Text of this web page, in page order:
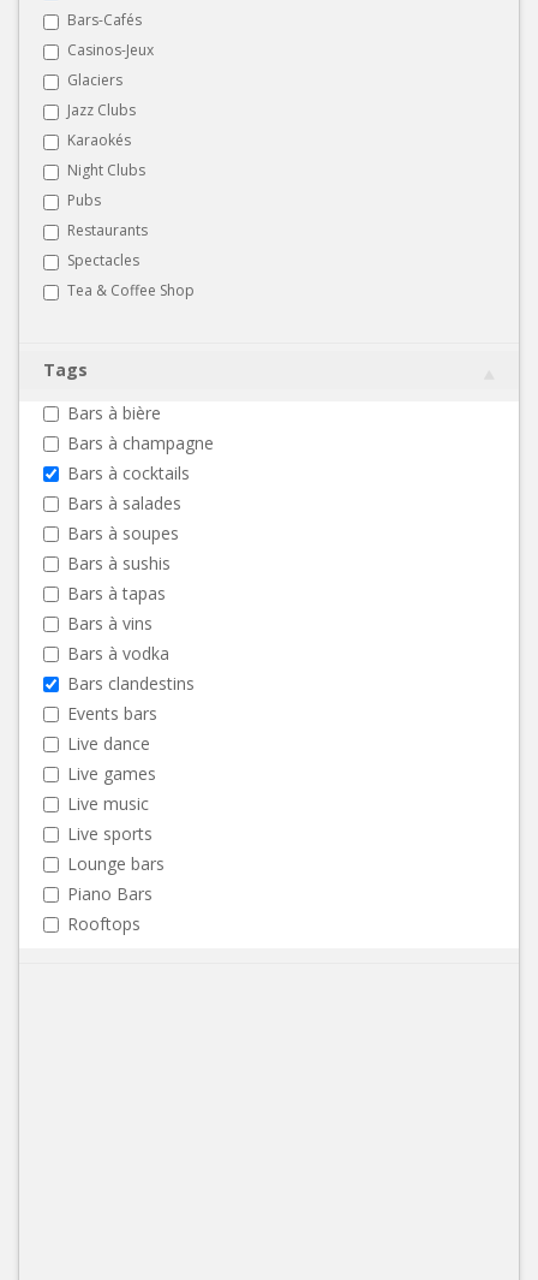
Bars-Cafés
Casinos-Jeux
Glaciers
Jazz Clubs
Karaokés
Night Clubs
Pubs
Restaurants
Spectacles
Tea & Coffee Shop
Tags
Bars à bière
Bars à champagne
Bars à cocktails
Bars à salades
Bars à soupes
Bars à sushis
Bars à tapas
Bars à vins
Bars à vodka
Bars clandestins
Events bars
Live dance
Live games
Live music
Live sports
Lounge bars
Piano Bars
Rooftops